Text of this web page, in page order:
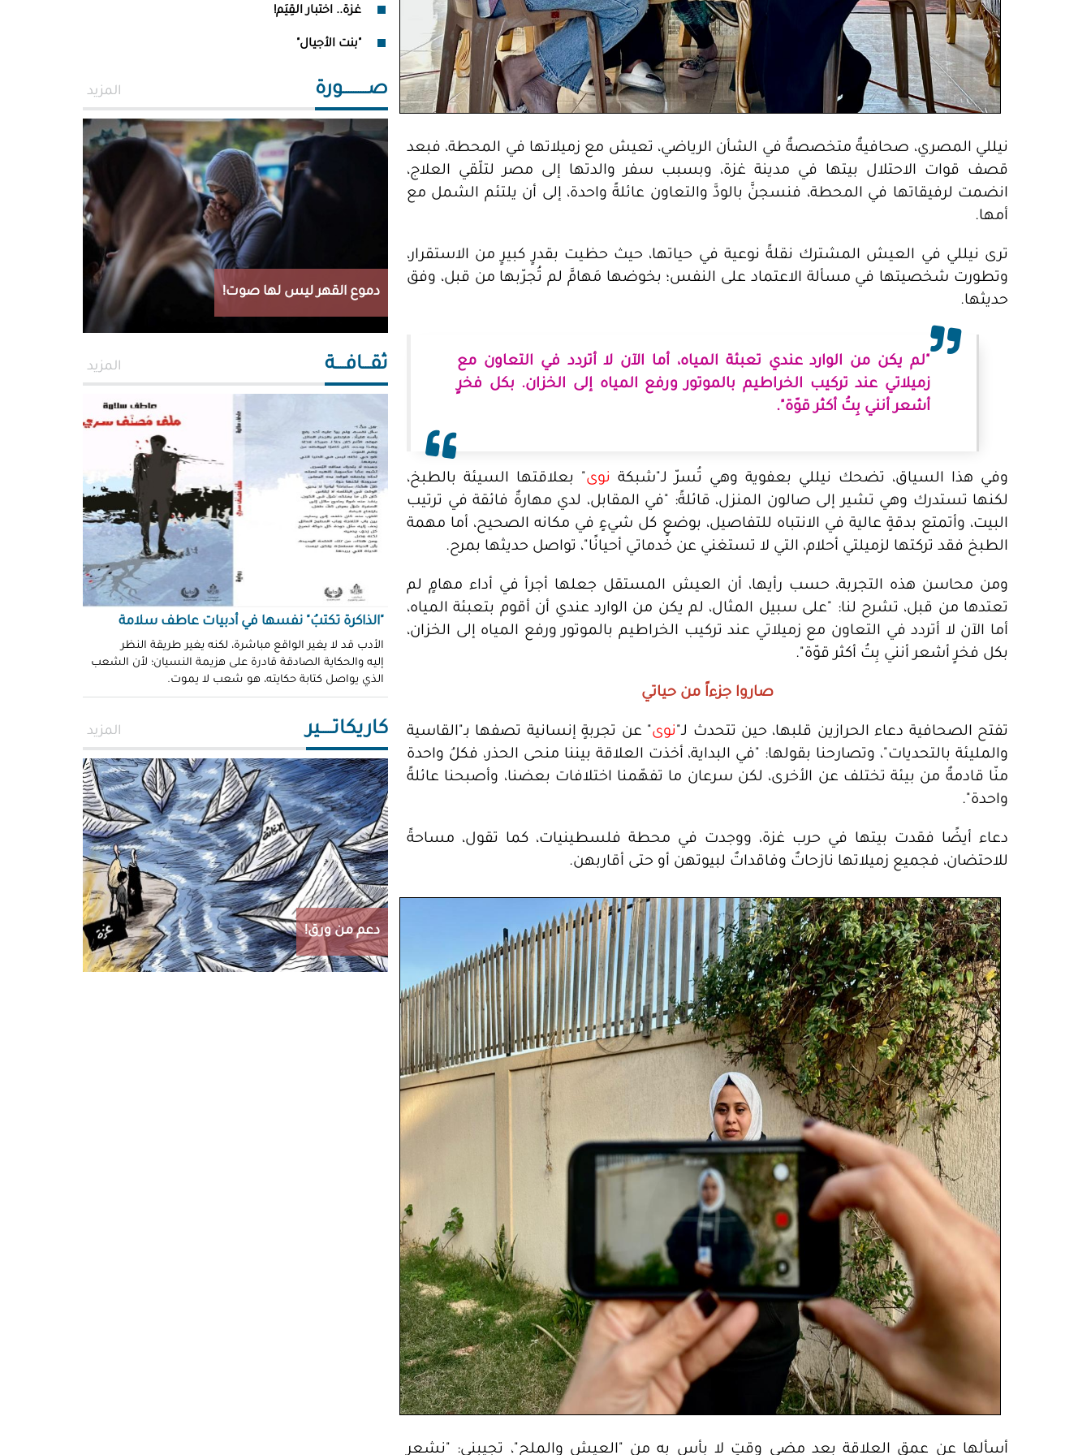
نيللي المصري، صحافيةٌ متخصصةٌ في الشأن الرياضي، تعيش مع زميلاتها في المحطة، فبعد
قصف قوات الاحتلال بيتها في مدينة غزة، وبسبب سفر والدتها إلى مصر لتلّقي العلاج،
انضمت لرفيقاتها في المحطة، فنسجنَّ بالودَّ والتعاون عائلةً واحدة، إلى أن يلتئم الشمل مع
أمها.
ترى نيللي في العيش المشترك نقلةً نوعية في حياتها، حيث حظيت بقدرٍ كبيرٍ من الاستقرار،
وتطورت شخصيتها في مسألة الاعتماد على النفس؛ بخوضها مَهامَّ لم تُجرّبها من قبل، وفق
حديثها.
"لم يكن من الوارد عندي تعبئة المياه، أما الآن لا أتردد في التعاون مع
زميلاتي عند تركيب الخراطيم بالموتور ورفع المياه إلى الخزان. بكل فخرٍ
أشعر أنني بِتُ أكثر قوّة".
وفي هذا السياق، تضحك نيللي بعفوية وهي تُسرّ لـ"شبكة نوى" بعلاقتها السيئة بالطبخ،
لكنها تستدرك وهي تشير إلى صالون المنزل، قائلةً: "في المقابل، لدي مهارةٌ فائقة في ترتيب
البيت، وأتمتع بدقةٍ عالية في الانتباه للتفاصيل، بوضعٍ كل شيءٍ في مكانه الصحيح، أما مهمة
الطبخ فقد تركتها لزميلتي أحلام، التي لا تستغني عن خدماتي أحيانًا"، تواصل حديثها بمرح.
ومن محاسن هذه التجربة، حسب رأيها، أن العيش المستقل جعلها أجرأ في أداء مهامٍ لم
تعتدها من قبل، تشرح لنا: "على سبيل المثال، لم يكن من الوارد عندي أن أقوم بتعبئة المياه،
أما الآن لا أتردد في التعاون مع زميلاتي عند تركيب الخراطيم بالموتور ورفع المياه إلى الخزان،
بكل فخرٍ أشعر أنني بِتُ أكثر قوّة".
صاروا جزءاً من حياتي
تفتح الصحافية دعاء الحرازين قلبها، حين تتحدث لـ"نوى" عن تجربةٍ إنسانية تصفها بـ"القاسية
والمليئة بالتحديات"، وتصارحنا بقولها: "في البداية، أخذت العلاقة بيننا منحى الحذر، فكلُ واحدة
منّا قادمةٌ من بيئة تختلف عن الأخرى، لكن سرعان ما تفهّمنا اختلافات بعضنا، وأصبحنا عائلةً
واحدة".
دعاء أيضًا فقدت بيتها في حرب غزة، ووجدت في محطة فلسطينيات، كما تقول، مساحةً
للاحتضان، فجميع زميلاتها نازحاتٌ وفاقداتٌ لبيوتهن أو حتى أقاربهن.
أسألها عن عمقِ العلاقة بعد مضي وقتٍ لا بأس به من "العيش والملح"، تجيبني: "نشعر
غزة.. اختبار القِيَم!
"بنت الأجيال"
صــــــــــورة المزيد
دموع القهر ليس لها صوت!
ثقـــافــــة المزيد
"الذاكرة تكتبُ" نفسها في أدبيات عاطف سلامة
الأدب قد لا يغير الواقع مباشرة، لكنه يغير طريقة النظر
إليه والحكاية الصادقة قادرة على هزيمة النسيان؛ لأن الشعب
الذي يواصل كتابة حكايته، هو شعب لا يموت.
كاريكاتـــــير المزيد
دعم من ورق!